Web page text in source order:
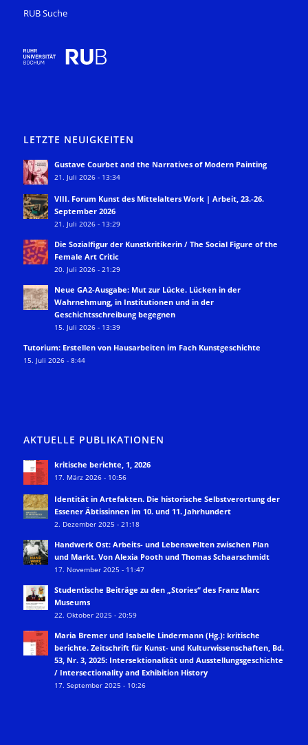
RUB Suche
LETZTE NEUIGKEITEN
Gustave Courbet and the Narratives of Modern Painting
21. Juli 2026 - 13:34
VIII. Forum Kunst des Mittelalters Work | Arbeit, 23.-26.
September 2026
21. Juli 2026 - 13:29
Die Sozialfigur der Kunstkritikerin / The Social Figure of the
Female Art Critic
20. Juli 2026 - 21:29
Neue GA2-Ausgabe: Mut zur Lücke. Lücken in der
Wahrnehmung, in Institutionen und in der
Geschichtsschreibung begegnen
15. Juli 2026 - 13:39
Tutorium: Erstellen von Hausarbeiten im Fach Kunstgeschichte
15. Juli 2026 - 8:44
AKTUELLE PUBLIKATIONEN
kritische berichte, 1, 2026
17. März 2026 - 10:56
Identität in Artefakten. Die historische Selbstverortung der
Essener Äbtissinnen im 10. und 11. Jahrhundert
2. Dezember 2025 - 21:18
Handwerk Ost: Arbeits- und Lebenswelten zwischen Plan
und Markt. Von Alexia Pooth und Thomas Schaarschmidt
17. November 2025 - 11:47
Studentische Beiträge zu den „Stories“ des Franz Marc
Museums
22. Oktober 2025 - 20:59
Maria Bremer und Isabelle Lindermann (Hg.): kritische
berichte. Zeitschrift für Kunst- und Kulturwissenschaften, Bd.
53, Nr. 3, 2025: Intersektionalität und Ausstellungsgeschichte
/ Intersectionality and Exhibition History
17. September 2025 - 10:26